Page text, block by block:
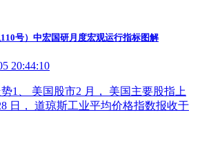
号）中宏国研月度宏观运行指标图解
20:44:10
1、 美国股市2 月， 美国主要股指上
日， 道琼斯工业平均价格指数报收于